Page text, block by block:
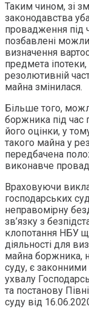
Таким чином, зі
законодавства
провадження під
позбавлені
визначення
предмета
резолютивній
майна змінилася.
Більше того,
боржника під час
його оцінки, у
такого майна у
передбачена
виконавче
Враховуючи
господарських
неправомірну
зв’язку з
клопотання НБУ
діяльності для
майна боржника,
суду, є
ухвалу
та постанову
суду від